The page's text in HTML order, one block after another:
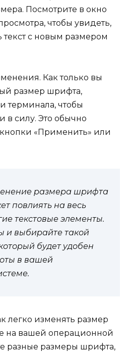
Посмотрите в окно
чтобы увидеть,
текст с новым размером
Как только вы
размер шрифта,
терминала, чтобы
в силу. Это обычно
«Применить» или
размера шрифта
повлиять на весь
текстовые элементы.
и выбирайте такой
будет удобен
в вашей
легко изменять размер
на вашей операционной
разные размеры шрифта,